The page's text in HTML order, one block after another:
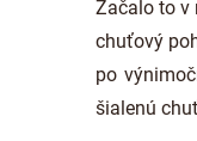
Začalo to v
chuťový
po
šialenú